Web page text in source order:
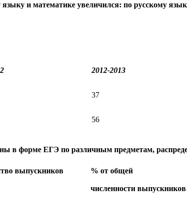
и математике увеличился: по русскому
2012-2013
37
56
в форме ЕГЭ по различным предметам,
выпускников % от общей
численности выпускников